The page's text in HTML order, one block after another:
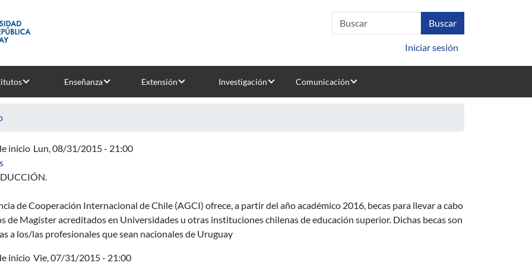
Iniciar sesión
Enseñanza Extensión Investigación Comunicación
inicio Lun, 08/31/2015 - 21:00
sobre Ofrecimiento n.o 12270: Programa de becas de cooperación horizontal de la República de Chile, convocatoria 2016
de Cooperación Internacional de Chile (AGCI) ofrece, a partir del año académico 2016, becas para llevar a cabo
de Magíster acreditados en Universidades u otras instituciones chilenas de educación superior. Dichas becas son
a los/las profesionales que sean nacionales de Uruguay
inicio Vie, 07/31/2015 - 21:00